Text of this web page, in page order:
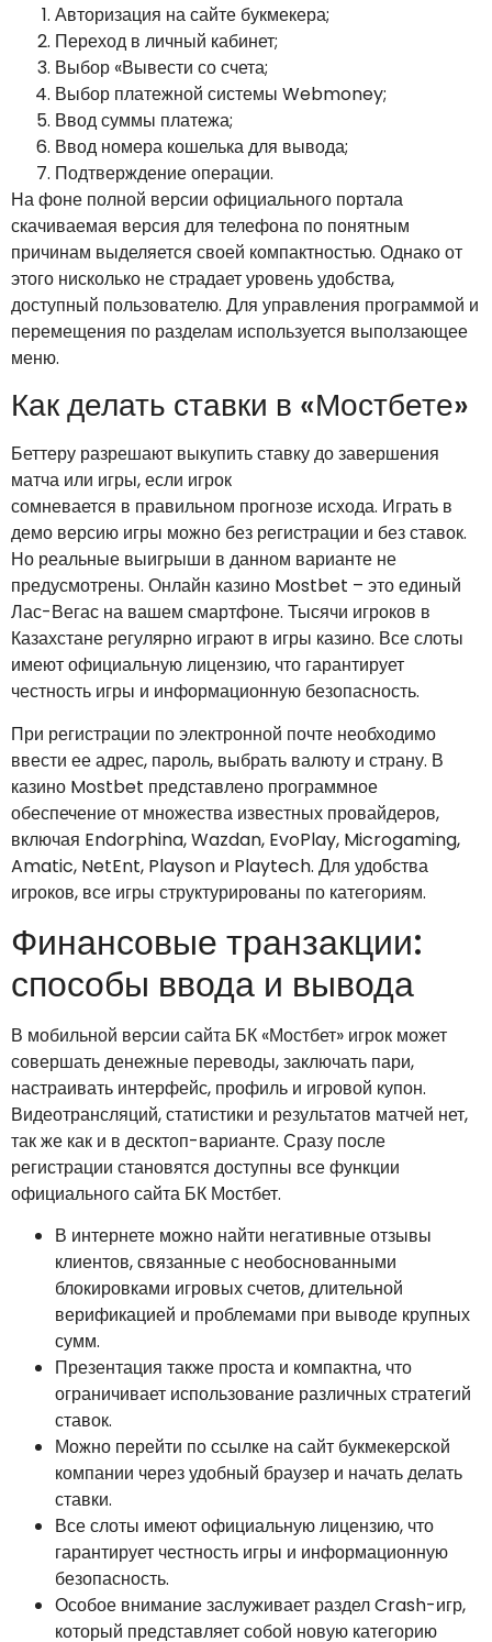
Авторизация на сайте букмекера;
Переход в личный кабинет;
Выбор «Вывести со счета;
Выбор платежной системы Webmoney;
Ввод суммы платежа;
Ввод номера кошелька для вывода;
Подтверждение операции.
На фоне полной версии официального портала
скачиваемая версия для телефона по понятным
причинам выделяется своей компактностью. Однако от
этого нисколько не страдает уровень удобства,
доступный пользователю. Для управления программой и
перемещения по разделам используется выползающее
меню.
Как делать ставки в «Мостбете»
Беттеру разрешают выкупить ставку до завершения
матча или игры, если игрок
сомневается в правильном прогнозе исхода. Играть в
демо версию игры можно без регистрации и без ставок.
Но реальные выигрыши в данном варианте не
предусмотрены. Онлайн казино Mostbet – это единый
Лас-Вегас на вашем смартфоне. Тысячи игроков в
Казахстане регулярно играют в игры казино. Все слоты
имеют официальную лицензию, что гарантирует
честность игры и информационную безопасность.
При регистрации по электронной почте необходимо
ввести ее адрес, пароль, выбрать валюту и страну. В
казино Mostbet представлено программное
обеспечение от множества известных провайдеров,
включая Endorphina, Wazdan, EvoPlay, Microgaming,
Amatic, NetEnt, Playson и Playtech. Для удобства
игроков, все игры структурированы по категориям.
Финансовые транзакции:
способы ввода и вывода
В мобильной версии сайта БК «Мостбет» игрок может
совершать денежные переводы, заключать пари,
настраивать интерфейс, профиль и игровой купон.
Видеотрансляций, статистики и результатов матчей нет,
так же как и в десктоп-варианте. Сразу после
регистрации становятся доступны все функции
официального сайта БК Мостбет.
В интернете можно найти негативные отзывы
клиентов, связанные с необоснованными
блокировками игровых счетов, длительной
верификацией и проблемами при выводе крупных
сумм.
Презентация также проста и компактна, что
ограничивает использование различных стратегий
ставок.
Можно перейти по ссылке на сайт букмекерской
компании через удобный браузер и начать делать
ставки.
Все слоты имеют официальную лицензию, что
гарантирует честность игры и информационную
безопасность.
Особое внимание заслуживает раздел Crash-игр,
который представляет собой новую категорию